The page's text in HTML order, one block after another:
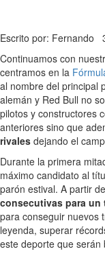
Escrito por: Fernando
Continuamos con
centramos en la
al nombre del principal
alemán y Red Bull no
pilotos y constructores
anteriores sino que
rivales dejando el
Durante la primera
máximo candidato al
parón estival. A partir
consecutivas para un
para conseguir nuevos
leyenda, superar
este deporte que